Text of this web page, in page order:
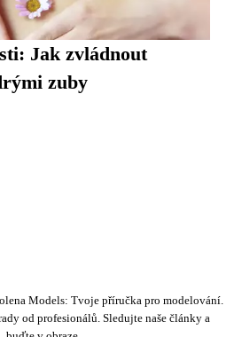
Jak zvládnout
zuby
Models: Tvoje příručka pro modelování.
od profesionálů. Sledujte naše články a